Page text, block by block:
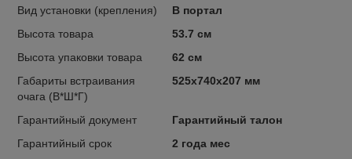
Вид установки (крепления)
В портал
Высота товара
53.7 см
Высота упаковки товара
62 см
Габариты встраивания
очага (В*Ш*Г)
525х740х207 мм
Гарантийный документ
Гарантийный талон
Гарантийный срок
2 года мес